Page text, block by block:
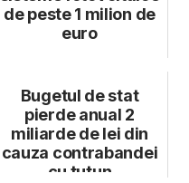
de peste 1 milion de
euro
Bugetul de stat
pierde anual 2
miliarde de lei din
cauza contrabandei
cu tutun